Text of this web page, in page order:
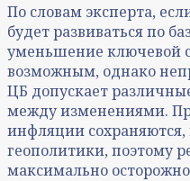
По словам эксперта,
будет развиваться по
уменьшение ключевой
возможным, однако
ЦБ допускает
между изменениями.
инфляции
геополитики, поэтому
максимально